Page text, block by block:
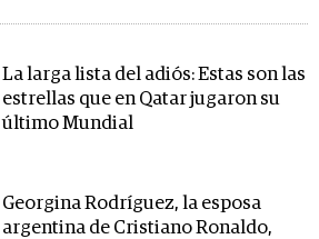
La larga lista del adiós: Estas son las
estrellas que en Qatar jugaron su
último Mundial
Georgina Rodríguez, la esposa
argentina de Cristiano Ronaldo,